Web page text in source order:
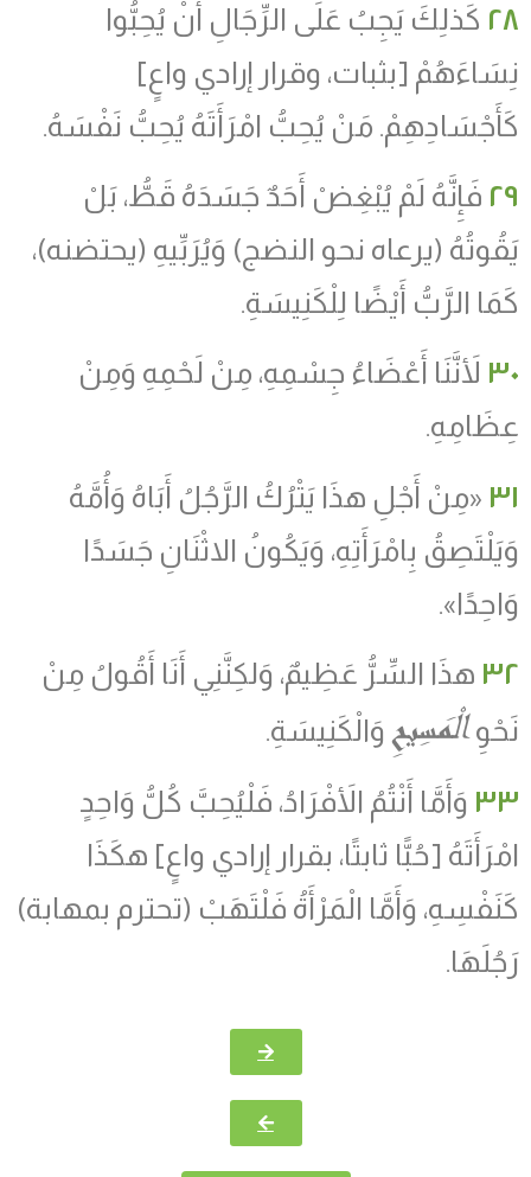
٢٨ كَذلِكَ يَجِبُ عَلَى الرِّجَالِ أَنْ يُحِبُّوا
نِسَاءَهُمْ [بثبات، وقرار إرادي واعٍ]
كَأَجْسَادِهِمْ. مَنْ يُحِبُّ امْرَأَتَهُ يُحِبُّ نَفْسَهُ.
٢٩ فَإِنَّهُ لَمْ يُبْغِضْ أَحَدٌ جَسَدَهُ قَطُّ، بَلْ
يَقُوتُهُ (يرعاه نحو النضج) وَيُرَبِّيهِ (يحتضنه)،
كَمَا الرَّبُّ أَيْضًا لِلْكَنِيسَةِ.
٣٠ لأَنَّنَا أَعْضَاءُ جِسْمِهِ، مِنْ لَحْمِهِ وَمِنْ
عِظَامِهِ.
٣١ «مِنْ أَجْلِ هذَا يَتْرُكُ الرَّجُلُ أَبَاهُ وَأُمَّهُ
وَيَلْتَصِقُ بِامْرَأَتِهِ، وَيَكُونُ الاثْنَانِ جَسَدًا
وَاحِدًا».
٣٢ هذَا السِّرُّ عَظِيمٌ، وَلكِنَّنِي أَنَا أَقُولُ مِنْ
نَحْوِالْمَسِيحِ وَالْكَنِيسَةِ.
٣٣ وَأَمَّا أَنْتُمُ الأَفْرَادُ، فَلْيُحِبَّ كُلُّ وَاحِدٍ
امْرَأَتَهُ [حُبًّا ثابتًا، بقرار إرادي واعٍ] هكَذَا
كَنَفْسِهِ، وَأَمَّا الْمَرْأَةُ فَلْتَهَبْ (تحترم بمهابة)
رَجُلَهَا.